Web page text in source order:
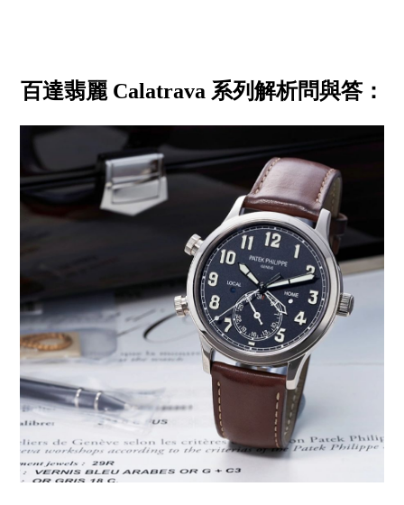
百達翡麗 Calatrava 系列解析問與答：